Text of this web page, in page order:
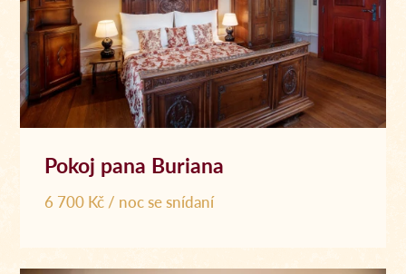
Pokoj pana Buriana
6 700 Kč / noc se snídaní